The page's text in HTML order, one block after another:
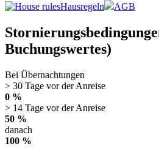
Hausregeln AGB
Buchungswertes)
Bei Übernachtungen
> 30 Tage vor der Anreise
0 %
> 14 Tage vor der Anreise
50 %
danach
100 %